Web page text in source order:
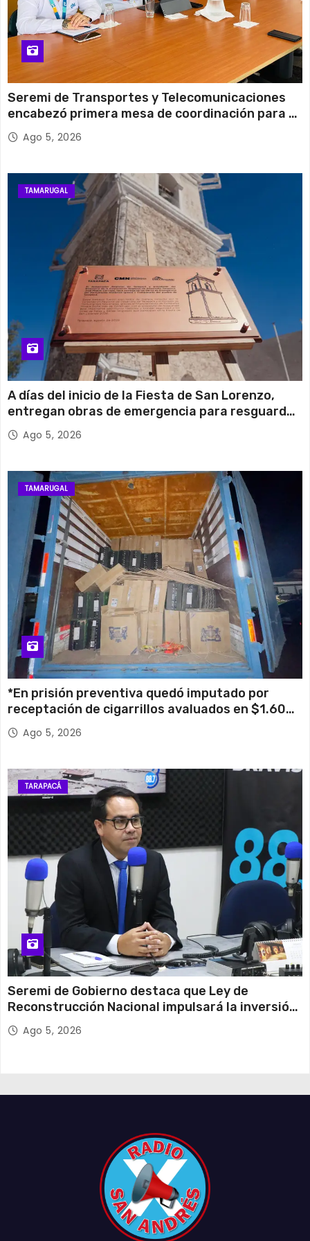
Seremi de Transportes y Telecomunicaciones
encabezó primera mesa de coordinación para el
retiro de cables en desuso en Iquique
Ago 5, 2026
TAMARUGAL
A días del inicio de la Fiesta de San Lorenzo,
entregan obras de emergencia para resguardar
su histórico campanario
Ago 5, 2026
TAMARUGAL
*En prisión preventiva quedó imputado por
receptación de cigarrillos avaluados en $1.600
millones*
Ago 5, 2026
TARAPACÁ
Seremi de Gobierno destaca que Ley de
Reconstrucción Nacional impulsará la inversión
y el empleo en Tarapacá
Ago 5, 2026